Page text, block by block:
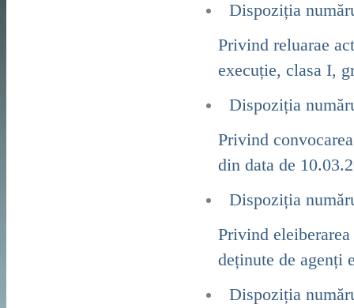
Dispoziția
Privind reluarae
execuție, clasa I,
Dispoziția
Privind
din data de
Dispoziția
Privind
deținute de agenți
Dispoziția